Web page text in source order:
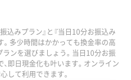
込みプラン』と『当日10分お振込み
。多少時間はかかっても換金率の高
ンを選びましょう。当日10分お振
即日現金化も叶います。オンライン
して利用できます。